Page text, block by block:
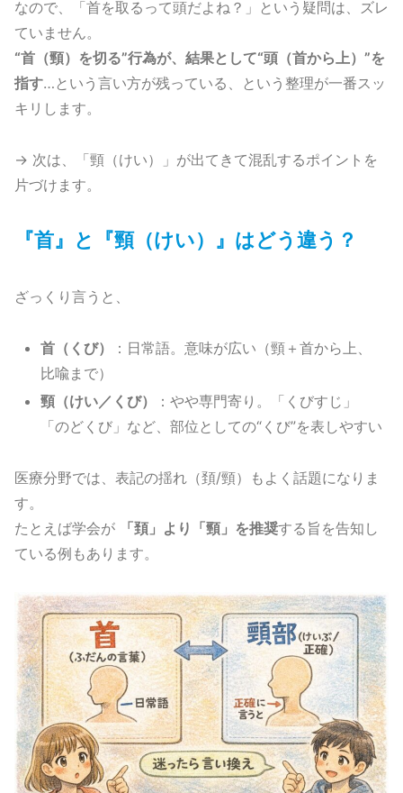
なので、「首を取るって頭だよね？」という疑問は、ズレ
ていません。
“首（頸）を切る”行為が、結果として“頭（首から上）”を
指す…という言い方が残っている、という整理が一番スッ
キリします。
→ 次は、「頸（けい）」が出てきて混乱するポイントを
片づけます。
『首』と『頸（けい）』はどう違う？
ざっくり言うと、
首（くび）
：日常語。意味が広い（頸＋首から上、
比喩まで）
頸（けい／くび）
：やや専門寄り。「くびすじ」
「のどくび」など、部位としての“くび”を表しやすい
医療分野では、表記の揺れ（頚/頸）もよく話題になりま
す。
たとえば学会が
「頚」より「頸」を推奨する旨を告知し
ている例もあります。